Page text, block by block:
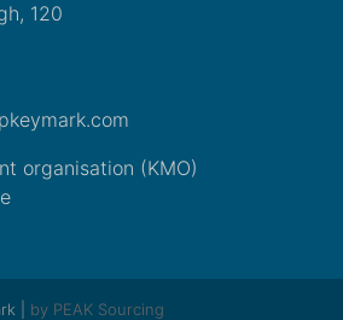
120
organisation (KMO)
| by PEAK Sourcing